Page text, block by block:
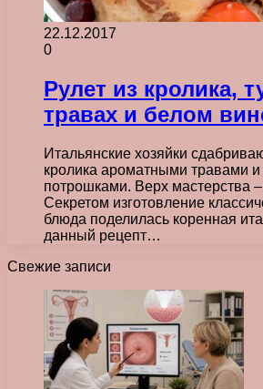
22.12.2017
0
Рулет из кролика,
травах и белом
Итальянские хозяйки
кролика ароматными травами
потрошками. Верх мастерства –
Секретом изготовление
блюда поделилась коренная
данный рецепт…
Свежие записи